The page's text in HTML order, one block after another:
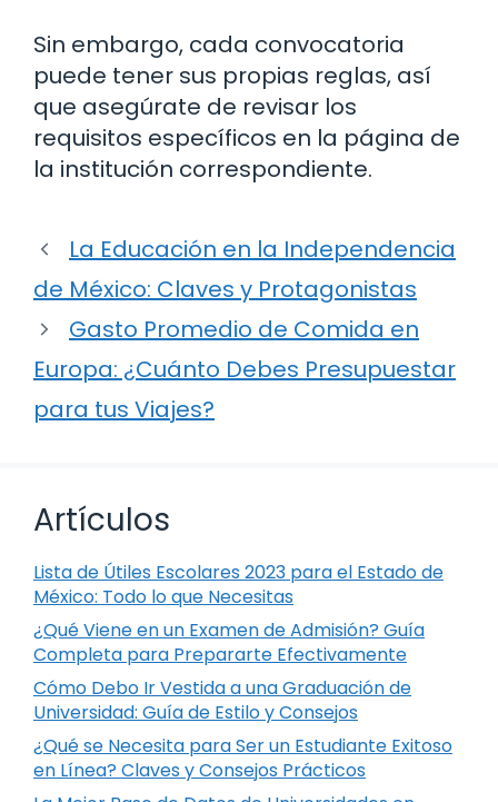
Sin embargo, cada convocatoria
puede tener sus propias reglas, así
que asegúrate de revisar los
requisitos específicos en la página de
la institución correspondiente.
La Educación en la Independencia
de México: Claves y Protagonistas
Gasto Promedio de Comida en
Europa: ¿Cuánto Debes Presupuestar
para tus Viajes?
Artículos
Lista de Útiles Escolares 2023 para el Estado de
México: Todo lo que Necesitas
¿Qué Viene en un Examen de Admisión? Guía
Completa para Prepararte Efectivamente
Cómo Debo Ir Vestida a una Graduación de
Universidad: Guía de Estilo y Consejos
¿Qué se Necesita para Ser un Estudiante Exitoso
en Línea? Claves y Consejos Prácticos